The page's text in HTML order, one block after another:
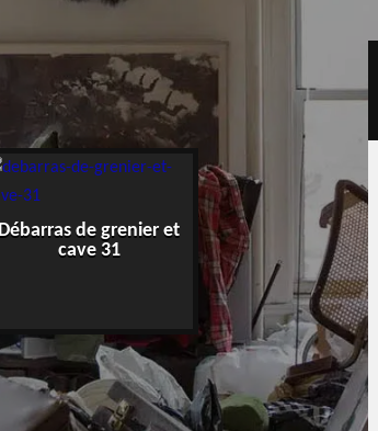
Débarras de grenier et
cave 31
Entreprise de
31